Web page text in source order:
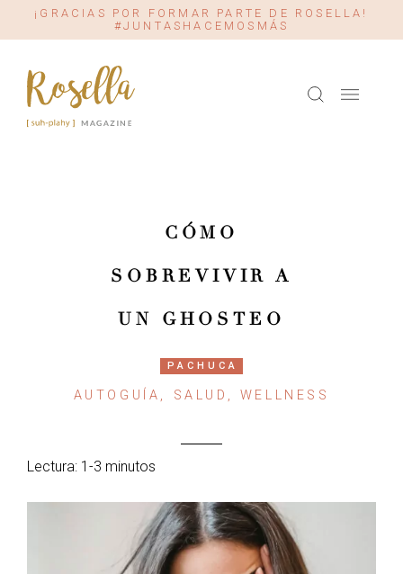
¡GRACIAS POR FORMAR PARTE DE ROSELLA!
#JUNTASHACEMOSMÁS
CÓMO
SOBREVIVIR A
UN GHOSTEO
PACHUCA
AUTOGUÍA, SALUD, WELLNESS
Lectura: 1-3 minutos